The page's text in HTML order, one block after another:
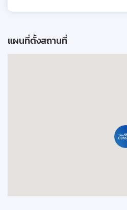
แผนที่ตั้งสถานที่